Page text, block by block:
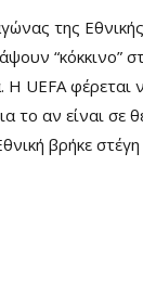
της
“κόκκινο”
UEFA φέρεται
το αν είναι σε
βρήκε